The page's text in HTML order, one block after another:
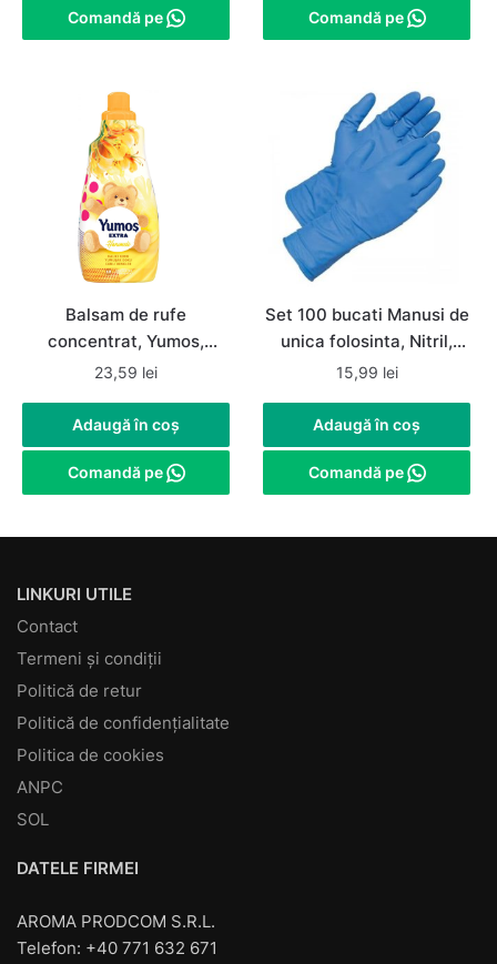
Comandă pe Comandă pe
Balsam de rufe
concentrat, Yumos,
Hanimeli / Mana Maicii
spalari
23,59 lei
Adaugă în coș
Comandă pe
Set 100 bucati Manusi de
unica folosinta, Nitril,
nepudrate, albastre,
15,99 lei
Adaugă în coș
Comandă pe
LINKURI UTILE
Contact
Termeni și condiții
Politică de retur
Politică de confidențialitate
Politica de cookies
ANPC
SOL
DATELE FIRMEI
AROMA PRODCOM S.R.L.
Telefon: +40 771 632 671